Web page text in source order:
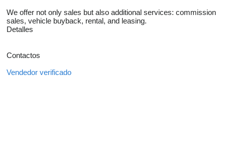
We offer not only sales but also additional services: commission
sales, vehicle buyback, rental, and leasing.
Detalles
Contactos
Vendedor verificado